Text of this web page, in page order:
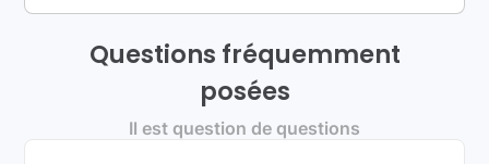
Questions fréquemment
posées
Il est question de questions